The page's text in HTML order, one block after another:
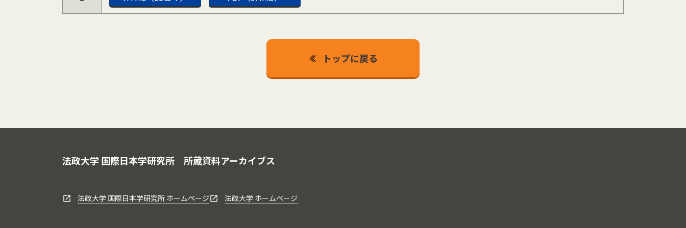
トップに戻る
法政大学 国際日本学研究所 所蔵資料アーカイブス
法政大学 国際日本学研究所 ホームページ 法政大学 ホームページ